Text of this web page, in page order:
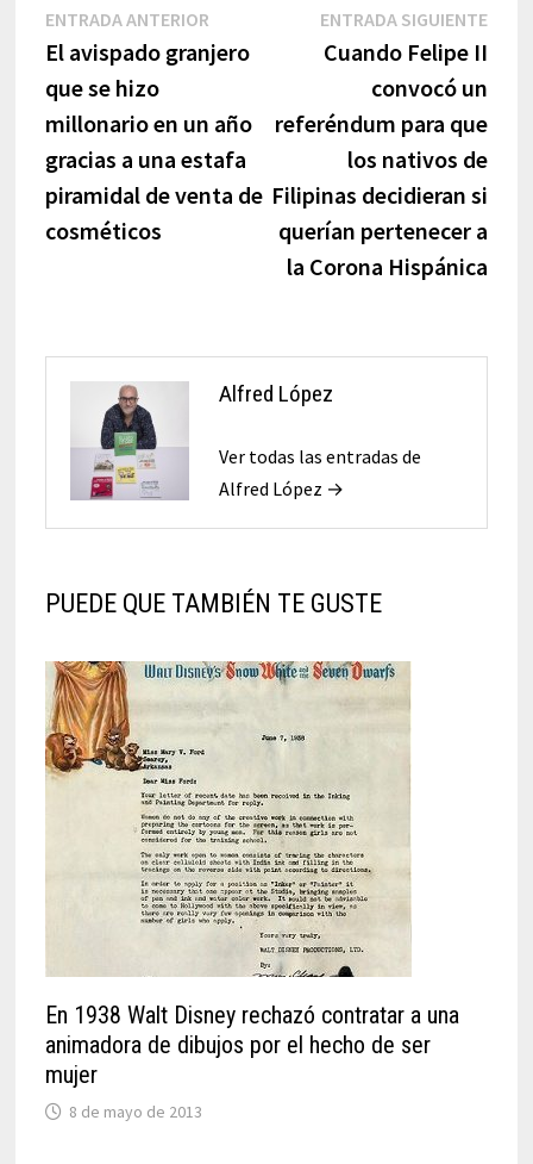
Navegación
de
entradas
ENTRADA ANTERIOREntrada
anterior:
El avispado granjero
que se hizo
millonario en un año
gracias a una estafa
piramidal de venta de
cosméticos
ENTRADA SIGUIENTE
Cuando Felipe II
convocó un
referéndum para que
los nativos de
Filipinas decidieran si
querían pertenecer a
la Corona Hispánica
Alfred López
Ver todas las entradas de
Alfred López →
PUEDE QUE TAMBIÉN TE GUSTE
En 1938 Walt Disney rechazó contratar a una
animadora de dibujos por el hecho de ser
mujer
8 de mayo de 2013